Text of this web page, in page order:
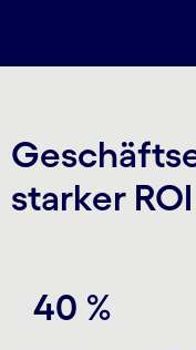
starker ROI
40 %